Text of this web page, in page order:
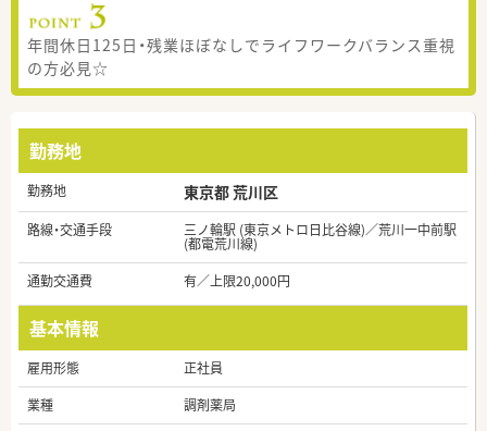
年間休日125日・残業ほぼなしでライフワークバランス重視
の方必見☆
勤務地
勤務地 東京都 荒川区
路線・交通手段 三ノ輪駅 (東京メトロ日比谷線)／荒川一中前駅
(都電荒川線)
通勤交通費
有／上限20,000円
基本情報
雇用形態
正社員
業種
調剤薬局